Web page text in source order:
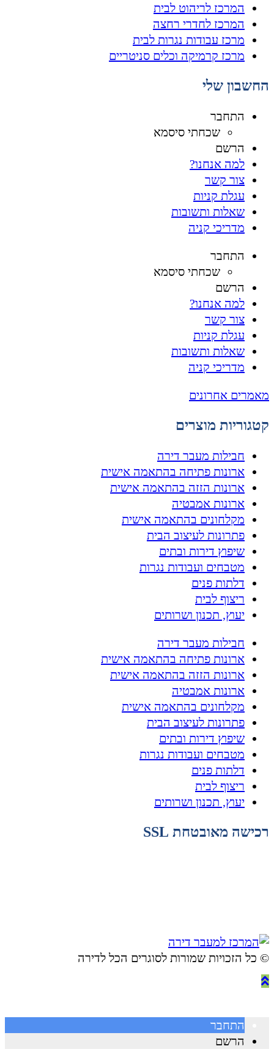
המרכז לריהוט לבית
המרכז לחדרי רחצה
מרכז עבודות נגרות לבית
מרכז קרמיקה וכלים סניטריים
החשבון שלי
התחבר
שכחתי סיסמא
הרשם
למה אנחנו?
צור קשר
עגלת קניות
שאלות ותשובות
מדריכי קניה
התחבר
שכחתי סיסמא
הרשם
למה אנחנו?
צור קשר
עגלת קניות
שאלות ותשובות
מדריכי קניה
מאמרים אחרונים
קטגוריות מוצרים
חבילות מעבר דירה
ארונות פתיחה בהתאמה אישית
ארונות הזזה בהתאמה אישית
ארונות אמבטיה
מקלחונים בהתאמה אישית
פתרונות לעיצוב הבית
שיפוץ דירות ובתים
מטבחים ועבודות נגרות
דלתות פנים
ריצוף לבית
יעוץ, תכנון ושרותים
חבילות מעבר דירה
ארונות פתיחה בהתאמה אישית
ארונות הזזה בהתאמה אישית
ארונות אמבטיה
מקלחונים בהתאמה אישית
פתרונות לעיצוב הבית
שיפוץ דירות ובתים
מטבחים ועבודות נגרות
דלתות פנים
ריצוף לבית
יעוץ, תכנון ושרותים
רכישה מאובטחת SSL
© ​כל הזכויות שמורות לסוגרים הכל לדירה
התחבר
הרשם